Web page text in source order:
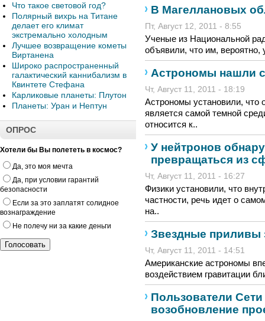
Что такое световой год?
Полярный вихрь на Титане
делает его климат
экстремально холодным
Лучшее возвращение кометы
Виртанена
Широко распространенный
галактический каннибализм в
Квинтете Стефана
Карликовые планеты: Плутон
Планеты: Уран и Нептун
ОПРОС
Хотели бы Вы полететь в космос?
Да, это моя мечта
Да, при условии гарантий
безопасности
Если за это заплатят солидное
вознаграждение
Не полечу ни за какие деньги
В Магеллановых
Пт, Август 12, 2011 - 8:55
Ученые из Национальной
объявили, что им, вероятно,
Астрономы нашли
Чт, Август 11, 2011 - 18:19
Астрономы установили, что
является самой темной
относится к..
У нейтронов
превращаться из
Чт, Август 11, 2011 - 16:27
Физики установили, что
частности, речь идет о
на..
Звездные приливы
Чт, Август 11, 2011 - 14:51
Американские астрономы
воздействием гравитации
Пользователи
возобновление